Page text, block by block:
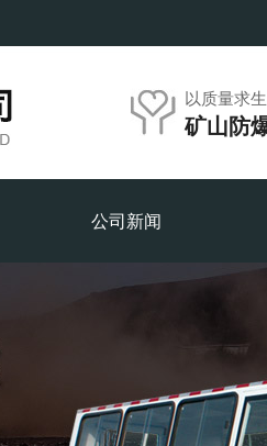
以质量求
矿山防
公司新闻